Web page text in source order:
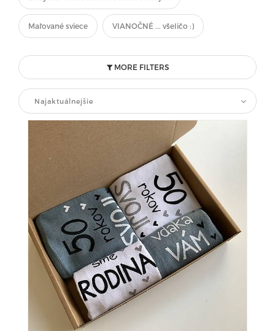
Maľované sviece VIANOČNÉ ... všeličo :)
MORE FILTERS
Najaktuálnejšie